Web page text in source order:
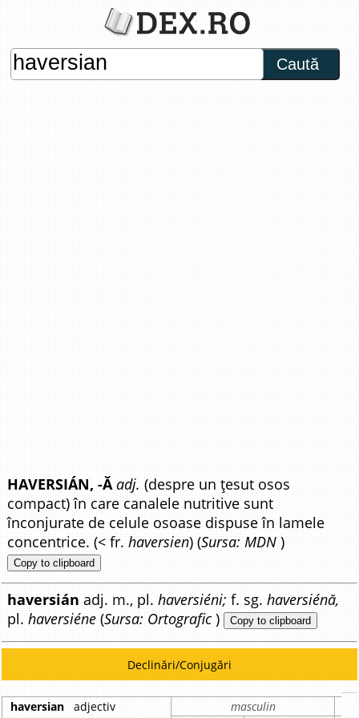
Caută
HAVERSIÁN, -Ă adj. (despre un țesut osos
compact) în care canalele nutritive sunt
înconjurate de celule osoase dispuse în lamele
concentrice. (< fr.haversien) (Sursa: MDN )
Copy to clipboard
haversiánadj. m., pl.haversiéni;f. sg.haversiénă,
pl.haversiéne (Sursa: Ortografic ) Copy to clipboard
Declinări/Conjugări
haversian adjectiv
masculin